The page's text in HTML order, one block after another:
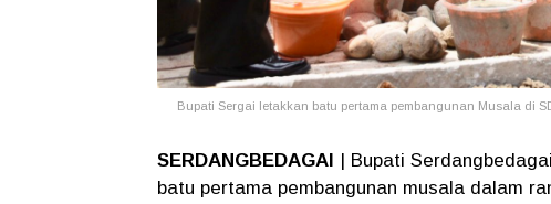
Bupati Sergai letakkan batu pertama pembangunan Musala di
SERDANGBEDAGAI
| Bupati
batu pertama pembangunan musala dalam